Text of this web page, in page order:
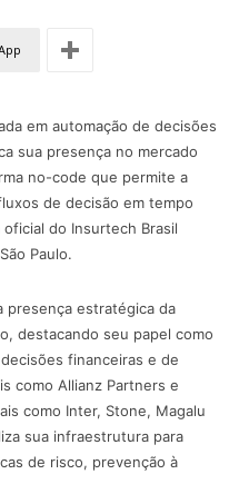
em automação de decisões
sua presença no mercado
no-code que permite a
de decisão em tempo
do Insurtech Brasil
Paulo.
presença estratégica da
destacando seu papel como
financeiras e de
como Allianz Partners e
como Inter, Stone, Magalu
sua infraestrutura para
de risco, prevenção à